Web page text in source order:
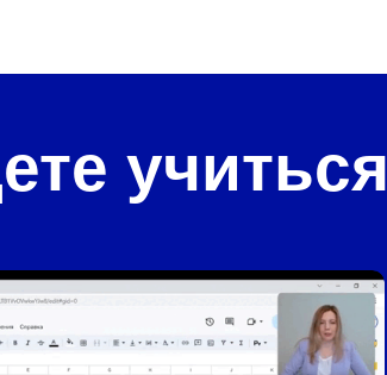
учиться